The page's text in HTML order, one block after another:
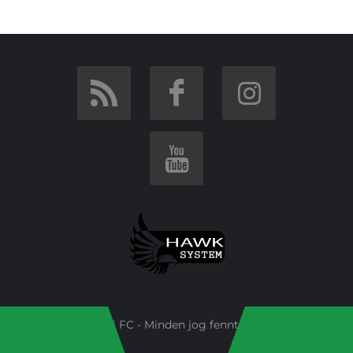
Budai FC - Minden jog fenntartva!